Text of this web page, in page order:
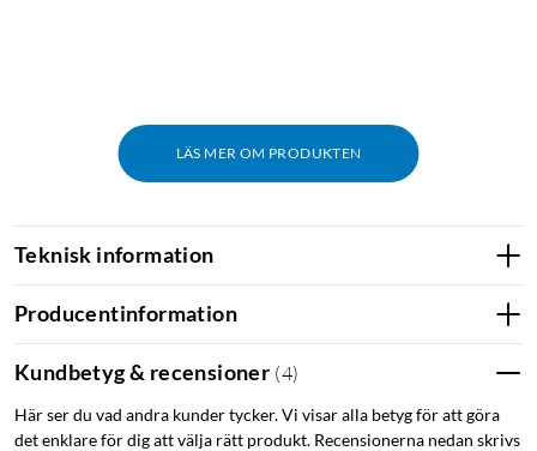
LÄS MER OM PRODUKTEN
Teknisk information
Producentinformation
Kundbetyg & recensioner (4)
Här ser du vad andra kunder tycker. Vi visar alla betyg för att göra
det enklare för dig att välja rätt produkt. Recensionerna nedan skrivs